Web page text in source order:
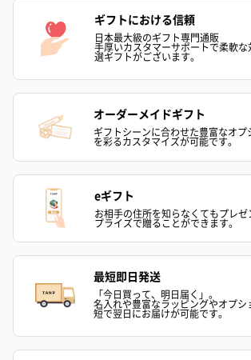
ギフトにおける信頼
日本最大級のギフト専門通販
手厚いカスタマーサポートで柔軟
選ギフトがございます。
オーダーメイドギフト
ギフトシーンに合わせた豊富なオプ
を彩るカスタマイズが可能です。
eギフト
お相手の住所を知らなくてもプレ
プライズで贈ることができます。
最短即日発送
「今日買って、明日届く」。
名入れや豊富なラッピングやオプシ
短で翌日にお届けが可能です。